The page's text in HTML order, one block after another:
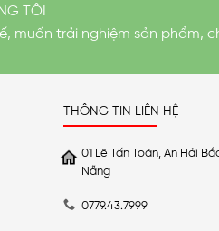
TÔI
muốn trải nghiệm sản phẩm,
THÔNG TIN LIÊN HỆ
01 Lê Tấn Toán, An Hải
Nẵng
0779.43.7999